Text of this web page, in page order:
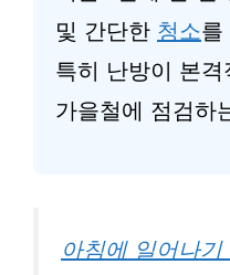
및 간단한 청소를
특히 난방이 본
가을철에 점검하
아침에 일어나